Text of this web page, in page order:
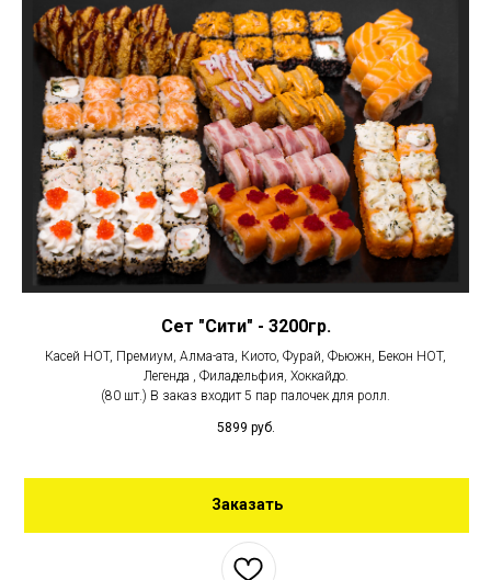
Сет "Сити" - 3200гр.
Касей HOT, Премиум, Алма-ата, Киото, Фурай, Фьюжн, Бекон HOT,
Легенда , Филадельфия, Хоккайдо.
(80 шт.) В заказ входит 5 пар палочек для ролл.
5899 руб.
Заказать